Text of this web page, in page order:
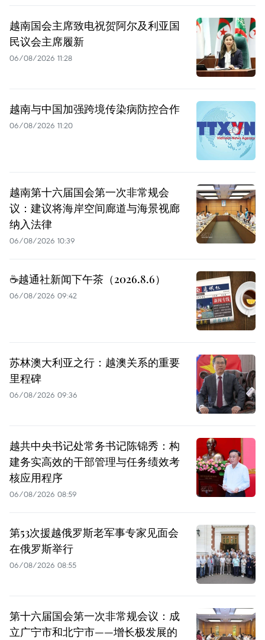
越南国会主席致电祝贺阿尔及利亚国
民议会主席履新
06/08/2026 11:28
越南与中国加强跨境传染病防控合作
06/08/2026 11:20
越南第十六届国会第一次非常规会
议：建议将海岸空间廊道与海景视廊
纳入法律
06/08/2026 10:39
☕️越通社新闻下午茶（2026.8.6）
06/08/2026 09:42
苏林澳大利亚之行：越澳关系的重要
里程碑
06/08/2026 09:36
越共中央书记处常务书记陈锦秀：构
建务实高效的干部管理与任务绩效考
核应用程序
06/08/2026 08:59
第53次援越俄罗斯老军事专家见面会
在俄罗斯举行
06/08/2026 08:55
第十六届国会第一次非常规会议：成
立广宁市和北宁市——增长极发展的